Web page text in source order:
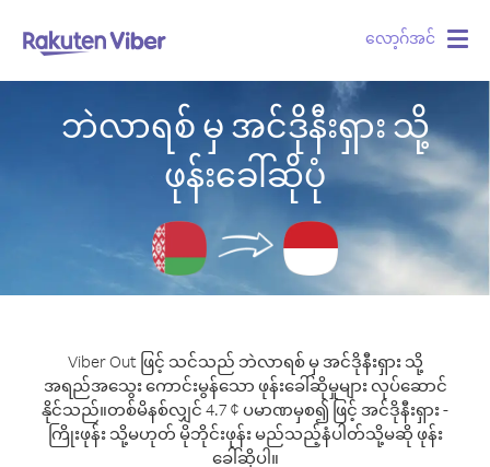
လော့ဂ်အင်
ဘဲလာရစ် မှ အင်ဒိုနီးရှား သို့
ဖုန်းခေါ်ဆိုပုံ
Viber Out ဖြင့် သင်သည် ဘဲလာရစ် မှ အင်ဒိုနီးရှား သို့
အရည်အသွေး ကောင်းမွန်သော ဖုန်းခေါ်ဆိုမှုများ လုပ်ဆောင်
နိုင်သည်။တစ်မိနစ်လျှင် 4.7 ¢ ပမာဏမှစ၍ ဖြင့် အင်ဒိုနီးရှား -
ကြိုးဖုန်း သို့မဟုတ် မိုဘိုင်းဖုန်း မည်သည့်နံပါတ်သို့မဆို ဖုန်း
ခေါ်ဆိုပါ။